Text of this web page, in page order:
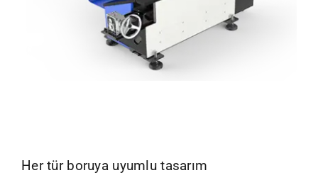
Her tür boruya uyumlu tasarım